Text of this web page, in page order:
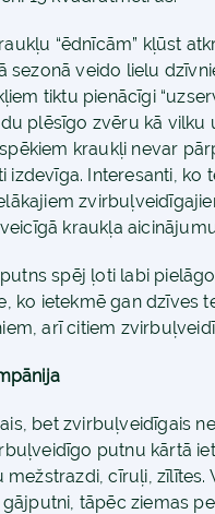
“ēdnīcām” kļūst
sezonā veido lielu
tiktu pienācīgi
plēsīgo zvēru kā
kraukļi nevar
izdevīga. Interesanti, ko
kraukļa
spēj ļoti labi
ko ietekmē gan dzīves
arī citiem
bet zvirbuļveidīgais
putnu kārtā
cīruļi,
tāpēc ziemas